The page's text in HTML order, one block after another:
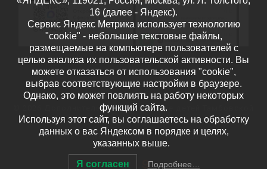
Дополнительное образование детей Тамбовской
области– Все права защищены
Работает наWP – Разработан вТема Customizr
16 (далее - Яндекс).
Сервис Яндекс Метрика использует технологию
"cookie" - небольшие текстовые файлы,
размещаемые на компьютере пользователей с
целью анализа их пользовательской активности. Вы
можете отказаться от использования "cookie",
выбрав соответствующие настройки в браузере.
Однако, это может повлиять на работу некоторых
функций сайта.
Используя этот сайт, вы соглашаетесь на обработку
данных о вас Яндексом в порядке и целях,
указанных выше.
Я согласен Подробнее…